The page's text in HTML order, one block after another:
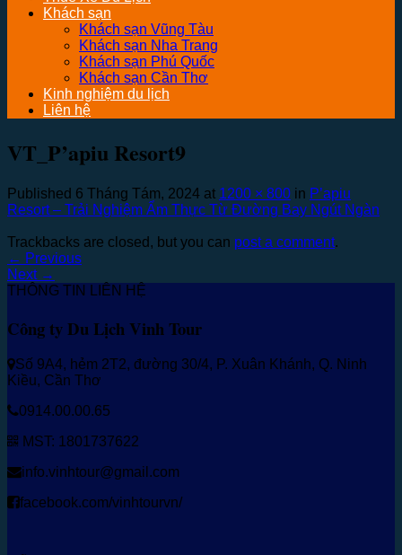
Khách sạn
Khách sạn Vũng Tàu
Khách sạn Nha Trang
Khách sạn Phú Quốc
Khách sạn Cần Thơ
Kinh nghiệm du lịch
Liên hệ
VT_P’apiu Resort9
Published 6 Tháng Tám, 2024 at 1200 × 800 in P’apiu
Resort – Trải Nghiệm Ẩm Thực Từ Đường Bay Ngút Ngàn
Trackbacks are closed, but you can post a comment.
← Previous
Next →
THÔNG TIN LIÊN HỆ
Công ty Du Lịch Vinh Tour
Số 9A4, hẻm 2T2, đường 30/4, P. Xuân Khánh, Q. Ninh
Kiều, Cần Thơ
0914.00.00.65
MST: 1801737622
info.vinhtour@gmail.com
facebook.com/vinhtourvn/